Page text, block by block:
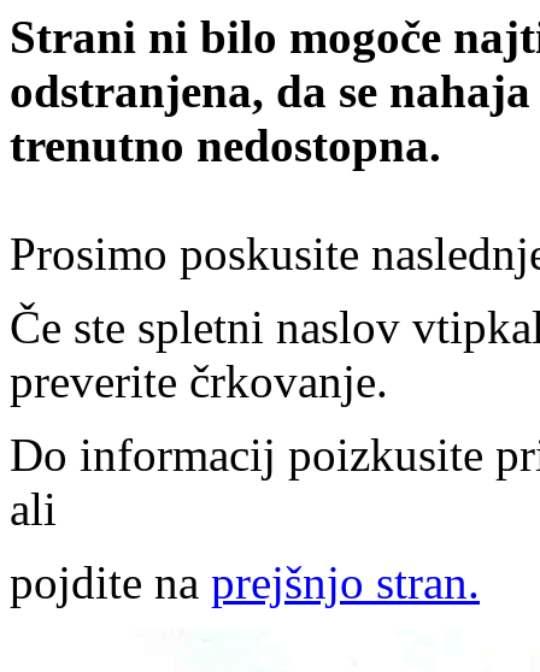
Strani ni bilo mogoče
odstranjena, da se
trenutno nedostopna.
Prosimo poskusite
Če ste spletni naslov
preverite črkovanje.
Do informacij poizkusite
ali
pojdite na prejšnjo stran.